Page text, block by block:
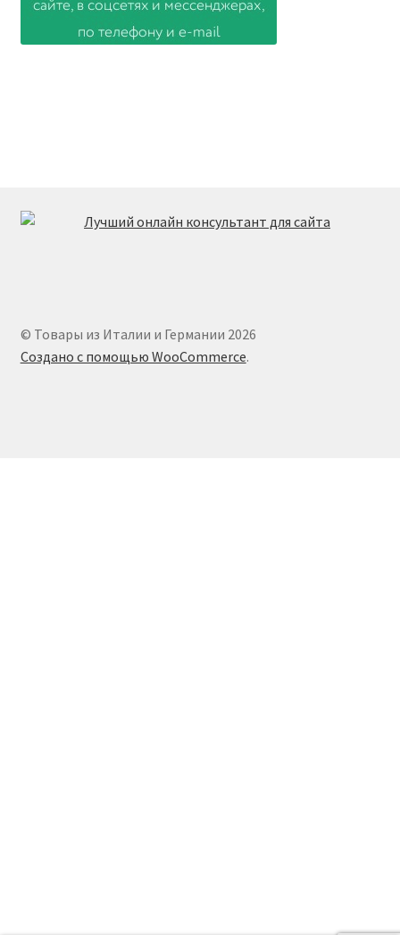
© Товары из Италии и Германии 2026
Создано с помощью WooCommerce.